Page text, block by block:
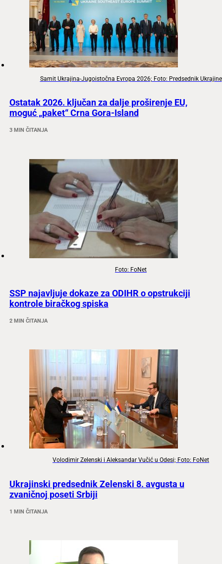
Samit Ukrajina-Jugoistočna Evropa 2026; Foto: Predsednik Ukrajine
Ostatak 2026. ključan za dalje proširenje EU,
moguć „paket“ Crna Gora-Island
3 MIN ČITANJA
Foto: FoNet
SSP najavljuje dokaze za ODIHR o opstrukciji
kontrole biračkog spiska
2 MIN ČITANJA
Volodimir Zelenski i Aleksandar Vučić u Odesi; Foto: FoNet
Ukrajinski predsednik Zelenski 8. avgusta u
zvaničnoj poseti Srbiji
1 MIN ČITANJA